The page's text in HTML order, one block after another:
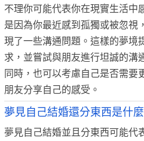
不理你可能代表你在現實生活中
是因為你最近感到孤獨或被忽視
現了一些溝通問題。這樣的夢境
求，並嘗試與朋友進行坦誠的溝
同時，也可以考慮自己是否需要
朋友分享自己的感受。
夢見自己結婚還分東西是什
夢見自己結婚並且分東西可能代